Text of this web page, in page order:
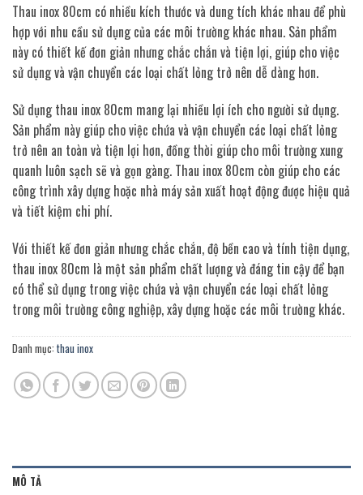
Thau inox 80cm có nhiều kích thước và dung tích khác nhau để phù
hợp với nhu cầu sử dụng của các môi trường khác nhau. Sản phẩm
này có thiết kế đơn giản nhưng chắc chắn và tiện lợi, giúp cho việc
sử dụng và vận chuyển các loại chất lỏng trở nên dễ dàng hơn.
Sử dụng thau inox 80cm mang lại nhiều lợi ích cho người sử dụng.
Sản phẩm này giúp cho việc chứa và vận chuyển các loại chất lỏng
trở nên an toàn và tiện lợi hơn, đồng thời giúp cho môi trường xung
quanh luôn sạch sẽ và gọn gàng. Thau inox 80cm còn giúp cho các
công trình xây dựng hoặc nhà máy sản xuất hoạt động được hiệu quả
và tiết kiệm chi phí.
Với thiết kế đơn giản nhưng chắc chắn, độ bền cao và tính tiện dụng,
thau inox 80cm là một sản phẩm chất lượng và đáng tin cậy để bạn
có thể sử dụng trong việc chứa và vận chuyển các loại chất lỏng
trong môi trường công nghiệp, xây dựng hoặc các môi trường khác.
Danh mục: thau inox
MÔ TẢ